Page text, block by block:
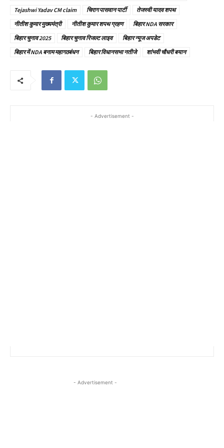
Tejashwi Yadav CM claim
चिराग पासवान पार्टी
तेजस्वी यादव शपथ
नीतीश कुमार मुख्यमंत्री
नीतीश कुमार शपथ ग्रहण
बिहार NDA सरकार
बिहार चुनाव 2025
बिहार चुनाव रिजल्ट लाइव
बिहार न्यूज अपडेट
बिहार में NDA बनाम महागठबंधन
बिहार विधानसभा नतीजे शांभवी चौधरी बयान
- Advertisement -
- Advertisement -